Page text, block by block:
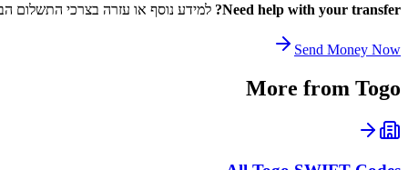
Need help with your transfer?
למידע נוסף או עזרה בצרכי התשלום
Send Money Now
More from Togo